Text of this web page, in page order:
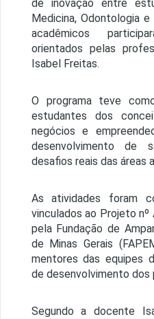
de inovação entre
Medicina, Odontologia
acadêmicos
orientados pelas
Isabel Freitas.
O programa teve
estudantes dos
negócios e
desenvolvimento de
desafios reais das áreas
As atividades foram
vinculados ao Projeto nº
pela Fundação de
de Minas Gerais
mentores das equipes
de desenvolvimento dos
Segundo a docente